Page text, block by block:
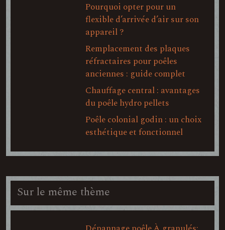
Pourquoi opter pour un
flexible d’arrivée d’air sur son
appareil ?
Remplacement des plaques
réfractaires pour poêles
anciennes : guide complet
Chauffage central : avantages
du poêle hydro pellets
Poêle colonial godin : un choix
esthétique et fonctionnel
Sur le même thème